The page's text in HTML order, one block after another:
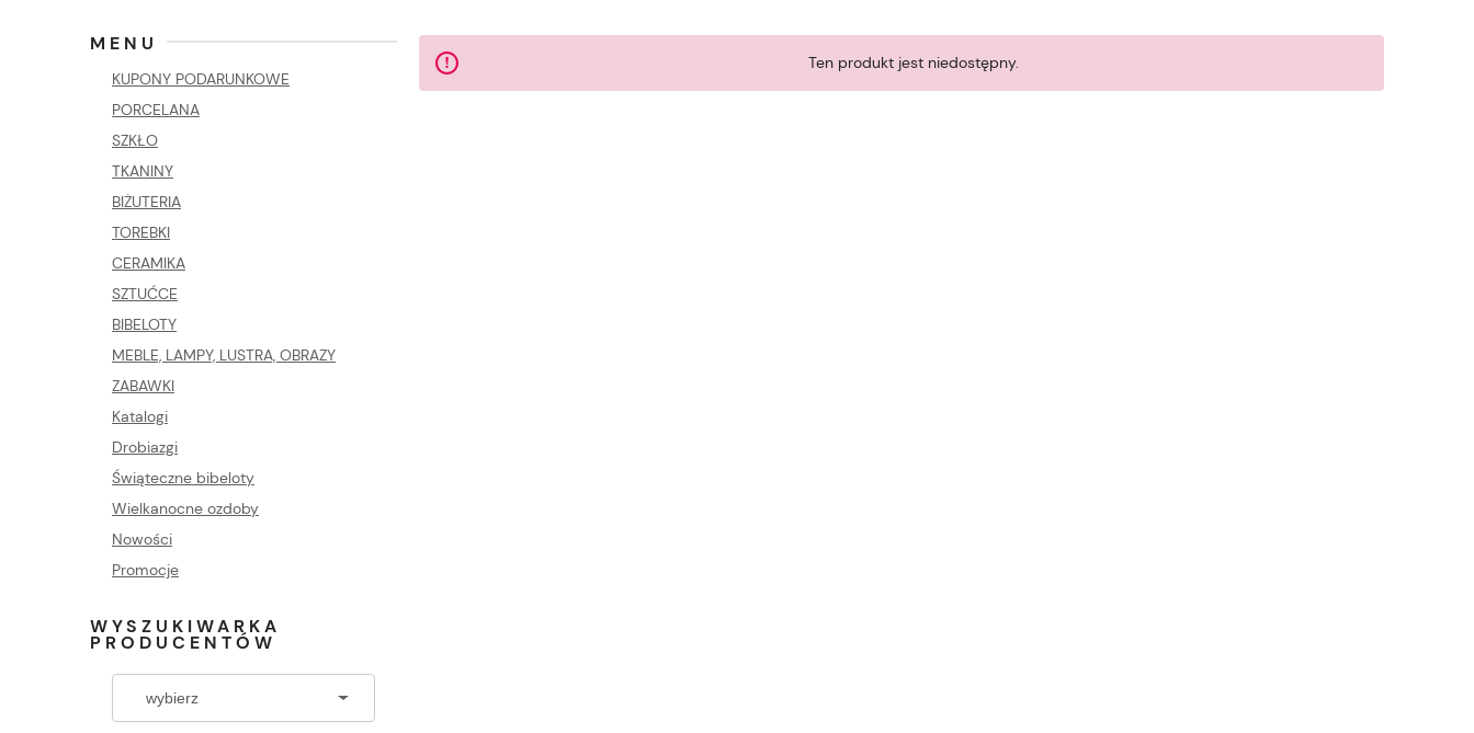
MENU
KUPONY PODARUNKOWE
PORCELANA
SZKŁO
TKANINY
BIŻUTERIA
TOREBKI
CERAMIKA
SZTUĆCE
BIBELOTY
MEBLE, LAMPY, LUSTRA, OBRAZY
ZABAWKI
Katalogi
Drobiazgi
Świąteczne bibeloty
Wielkanocne ozdoby
Nowości
Promocje
WYSZUKIWARKA
PRODUCENTÓW
Ten produkt jest niedostępny.